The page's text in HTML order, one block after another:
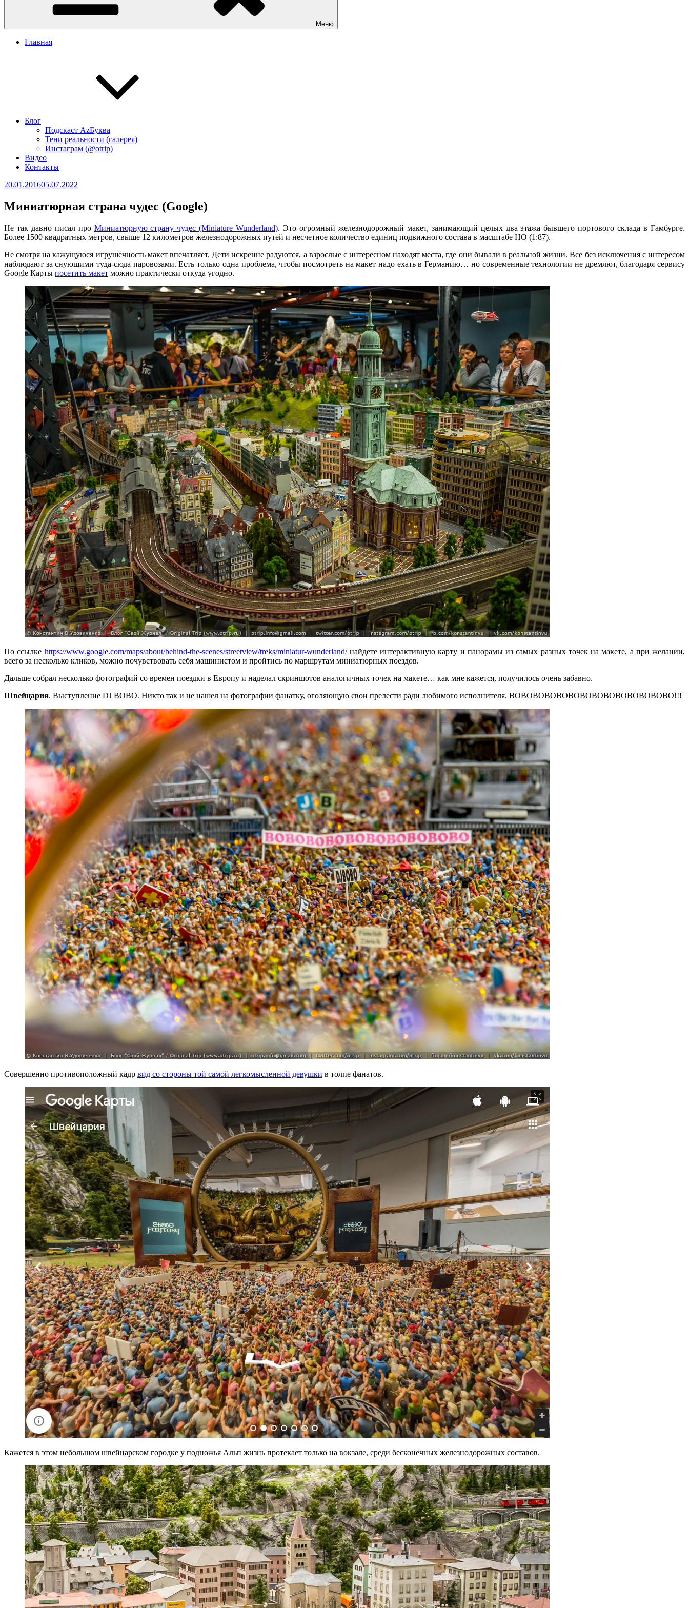
Меню
Главная
Блог
Подскаст АzБуква
Тени реальности (галерея)
Инстаграм (@otrip)
Видео
Контакты
Опубликовано
20.01.201605.07.2022
Миниатюрная страна чудес (Google)
Не так давно писал про Миниатюрную страну чудес (Miniature Wunderland). Это огромный железнодорожный макет, занимающий целых два этажа бывшего портового склада в Гамбурге.
Более 1500 квадратных метров, свыше 12 километров железнодорожных путей и несчетное количество единиц подвижного состава в масштабе HO (1:87).
Не смотря на кажущуюся игрушечность макет впечатляет. Дети искренне радуются, а взрослые с интересном находят места, где они бывали в реальной жизни. Все без исключения с интересом
наблюдают за снующими туда-сюда паровозами. Есть только одна проблема, чтобы посмотреть на макет надо ехать в Германию… но современные технологии не дремлют, благодаря сервису
Google Карты посетить макет можно практически откуда угодно.
По ссылке https://www.google.com/maps/about/behind-the-scenes/streetview/treks/miniatur-wunderland/найдете интерактивную карту и панорамы из самых разных точек на макете, а при желании,
всего за несколько кликов, можно почувствовать себя машинистом и пройтись по маршрутам миниатюрных поездов.
Дальше собрал несколько фотографий со времен поездки в Европу и наделал скриншотов аналогичных точек на макете… как мне кажется, получилось очень забавно.
Швейцария. Выступление DJ BOBO. Никто так и не нашел на фотографии фанатку, оголяющую свои прелести ради любимого исполнителя. BOBOBOBOBOBOBOBOBOBOBOBOBOBO!!!
Совершенно противоположный кадр вид со стороны той самой легкомысленной девушки в толпе фанатов.
Кажется в этом небольшом швейцарском городке у подножья Альп жизнь протекает только на вокзале, среди бесконечных железнодорожных составов.